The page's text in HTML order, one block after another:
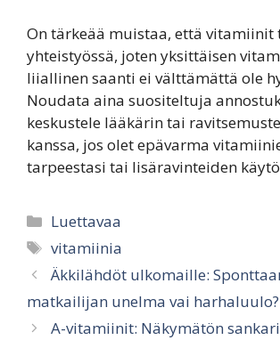
On tärkeää muistaa, että vitamiinit
yhteistyössä, joten yksittäisen
liiallinen saanti ei välttämättä ole
Noudata aina suositeltuja
keskustele lääkärin tai
kanssa, jos olet epävarma
tarpeestasi tai lisäravinteiden
Categories
Luettavaa
Tags
vitamiinia
Äkkilähdöt ulkomaille:
matkailijan unelma vai harhaluulo?
A-vitamiinit: Näkymätön